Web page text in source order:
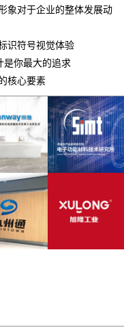
象对于企业的整体发展动
识符号视觉体验
是你最大的追求
核心要素